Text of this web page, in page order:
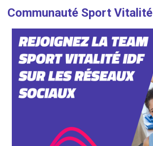
Communauté Sport Vitalité